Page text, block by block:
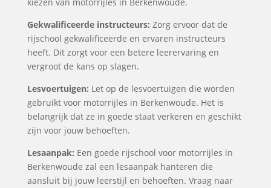
Gekwalificeerde instructeurs: Zorg ervoor dat de
rijschool gekwalificeerde en ervaren instructeurs
heeft. Dit zorgt voor een betere leerervaring en
vergroot de kans op slagen.
Lesvoertuigen: Let op de lesvoertuigen die worden
gebruikt voor motorrijles in Berkenwoude. Het is
belangrijk dat ze in goede staat verkeren en geschikt
zijn voor jouw behoeften.
Lesaanpak: Een goede rijschool voor motorrijles in
Berkenwoude zal een lesaanpak hanteren die
aansluit bij jouw leerstijl en behoeften. Vraag naar